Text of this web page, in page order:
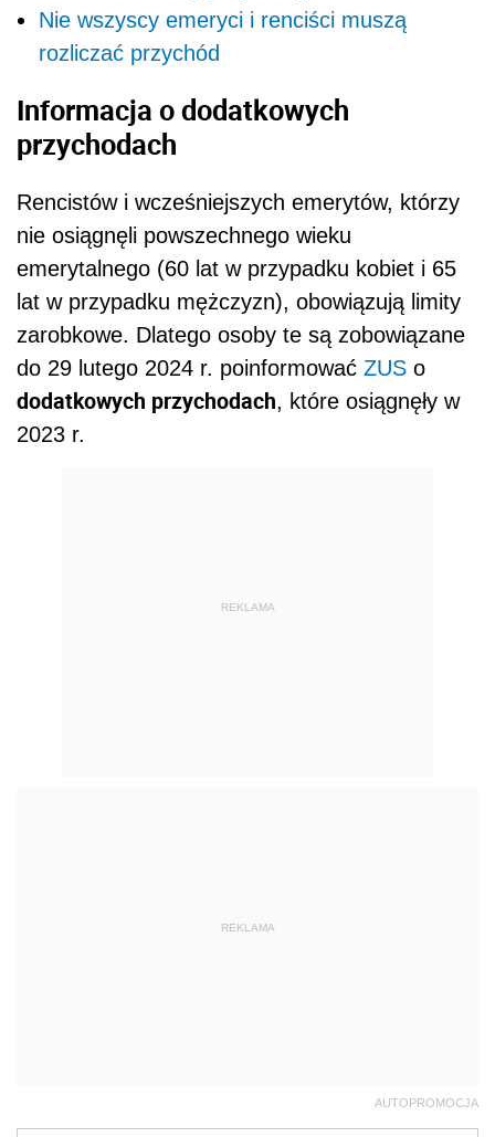
Nie wszyscy emeryci i renciści muszą
rozliczać przychód
Informacja o dodatkowych
przychodach
Rencistów i wcześniejszych emerytów, którzy
nie osiągnęli powszechnego wieku
emerytalnego (60 lat w przypadku kobiet i 65
lat w przypadku mężczyzn), obowiązują limity
zarobkowe. Dlatego osoby te są zobowiązane
do 29 lutego 2024 r. poinformować ZUS o
dodatkowych przychodach, które osiągnęły w
2023 r.
REKLAMA
REKLAMA
AUTOPROMOCJA